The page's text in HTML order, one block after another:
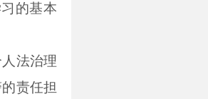
的基本
法治理
责任担